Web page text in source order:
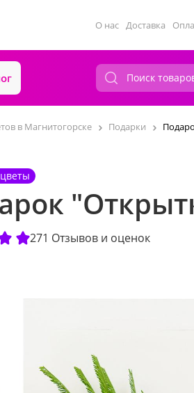
О нас Доставка
в Магнитогорске Подарки
271 Отзывов и оценок